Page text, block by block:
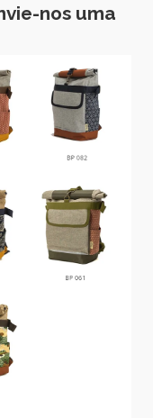
nos uma